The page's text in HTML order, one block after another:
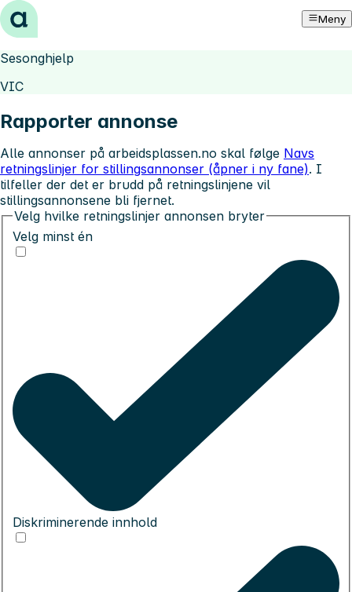
Hopp til innhold Meny
Sesonghjelp
VIC
Rapporter annonse
Alle annonser på arbeidsplassen.no skal følge Navs
retningslinjer for stillingsannonser (åpner i ny fane). I
tilfeller der det er brudd på retningslinjene vil
stillingsannonsene bli fjernet.
Velg hvilke retningslinjer annonsen bryter
Velg minst én
Diskriminerende innhold